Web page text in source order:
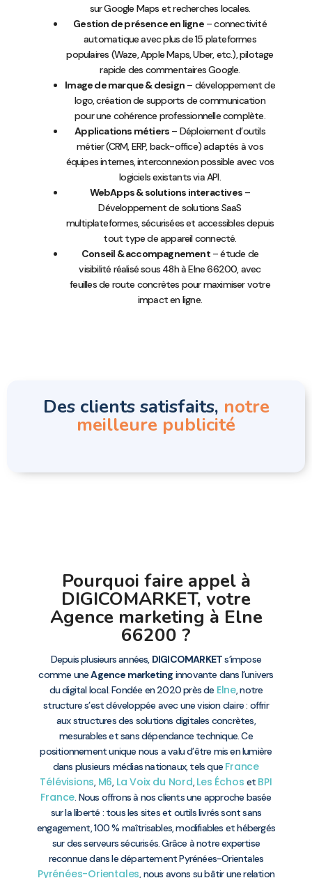
sur Google Maps et recherches locales.
Gestion de présence en ligne– connectivité
automatique avec plus de 15 plateformes
populaires (Waze, Apple Maps, Uber, etc.), pilotage
rapide des commentaires Google.
Image de marque & design – développement de
logo, création de supports de communication
pour une cohérence professionnelle complète.
Applications métiers – Déploiement d’outils
métier (CRM, ERP, back-office) adaptés à vos
équipes internes, interconnexion possible avec vos
logiciels existants via API.
WebApps & solutions interactives –
Développement de solutions SaaS
multiplateformes, sécurisées et accessibles depuis
tout type de appareil connecté.
Conseil & accompagnement– étude de
visibilité réalisé sous 48h à Elne 66200, avec
feuilles de route concrètes pour maximiser votre
impact en ligne.
Des clients satisfaits, notre
meilleure publicité
Pourquoi faire appel à
DIGICOMARKET, votre
Agence marketing à Elne
66200 ?
Depuis plusieurs années, DIGICOMARKETs’impose
comme uneAgence marketing innovante dans l’univers
du digital local. Fondée en 2020 près de Elne, notre
structure s’est développée avec une vision claire : offrir
aux structures des solutions digitales concrètes,
mesurables et sans dépendance technique. Ce
positionnement unique nous a valu d’être mis en lumière
dans plusieurs médias nationaux, tels que France
Télévisions, M6, La Voix du Nord,Les Échos et BPI
France. Nous offrons à nos clients une approche basée
sur la liberté : tous les sites et outils livrés sont sans
engagement, 100 % maîtrisables, modifiables et hébergés
sur des serveurs sécurisés. Grâce à notre expertise
reconnue dans le département Pyrénées-Orientales
Pyrénées-Orientales, nous avons su bâtir une relation